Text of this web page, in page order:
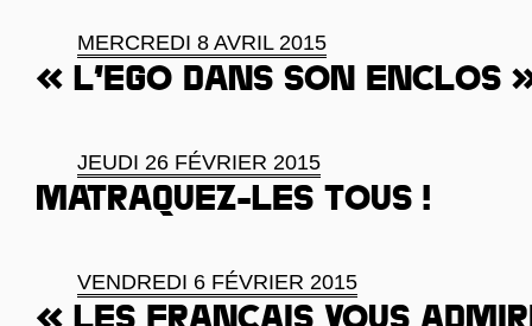
MERCREDI 8 AVRIL 2015
« L’ego dans son enclos
JEUDI 26 FÉVRIER 2015
Matraquez-les tous !
VENDREDI 6 FÉVRIER 2015